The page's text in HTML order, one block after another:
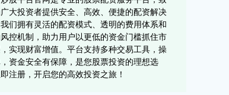
大投资者提供安全、高效、便捷的配资解决
们拥有灵活的配资模式、透明的费用体系和
控机制，助力用户以更低的资金门槛抓住市
实现财富增值。平台支持多种交易工具，操
资金安全有保障，是您股票投资的理想选
注册，开启您的高效投资之旅！